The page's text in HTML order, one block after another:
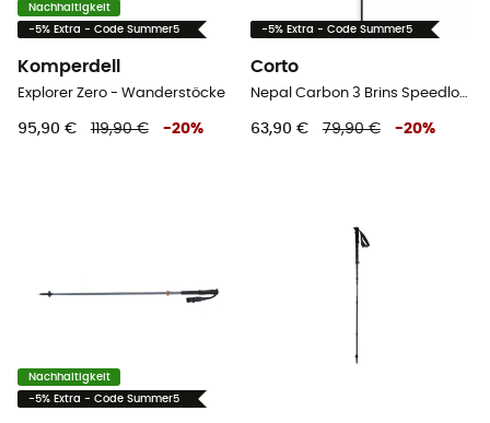
Nachhaltigkeit
-5% Extra - Code Summer5
Komperdell
Explorer Zero - Wanderstöcke
95,90 € 119,90 € -20%
-5% Extra - Code Summer5
Corto
Nepal Carbon 3 Brins Speedlock Liege - Wanderstöcke
63,90 € 79,90 € -20%
Nachhaltigkeit
-5% Extra - Code Summer5